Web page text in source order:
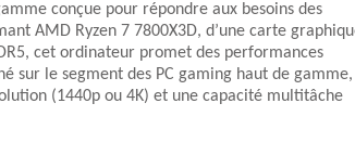
conçue pour répondre aux besoins des
AMD Ryzen 7 7800X3D, d’une carte
cet ordinateur promet des performances
sur le segment des PC gaming haut de gamme,
(1440p ou 4K) et une capacité multitâche